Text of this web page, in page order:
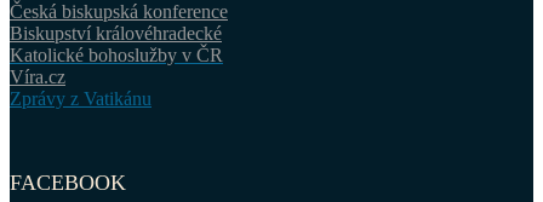
Česká biskupská konference
Biskupství královéhradecké
Katolické bohoslužby v ČR
Víra.cz
Zprávy z Vatikánu
FACEBOOK